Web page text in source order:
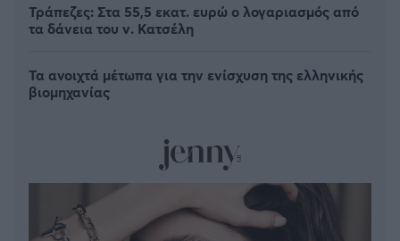
Τράπεζες: Στα 55,5 εκατ. ευρώ ο λογαριασμός από
τα δάνεια του ν. Κατσέλη
Τα ανοιχτά μέτωπα για την ενίσχυση της ελληνικής
βιομηχανίας